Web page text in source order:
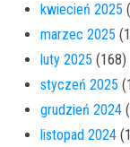
kwiecień 2025
marzec 2025
luty 2025 (168)
styczeń 2025
grudzień 2024
listopad 2024